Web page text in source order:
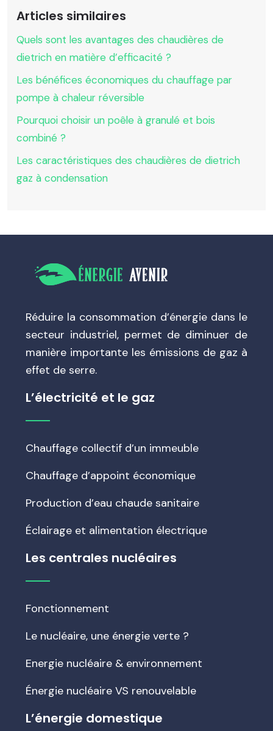
Articles similaires
Quels sont les avantages des chaudières de
dietrich en matière d’efficacité ?
Les bénéfices économiques du chauffage par
pompe à chaleur réversible
Pourquoi choisir un poêle à granulé et bois
combiné ?
Les caractéristiques des chaudières de dietrich
gaz à condensation
Réduire la consommation d’énergie dans le
secteur industriel, permet de diminuer de
manière importante les émissions de gaz à
effet de serre.
L’électricité et le gaz
Chauffage collectif d’un immeuble
Chauffage d’appoint économique
Production d’eau chaude sanitaire
Éclairage et alimentation électrique
Les centrales nucléaires
Fonctionnement
Le nucléaire, une énergie verte ?
Energie nucléaire & environnement
Énergie nucléaire VS renouvelable
L’énergie domestique